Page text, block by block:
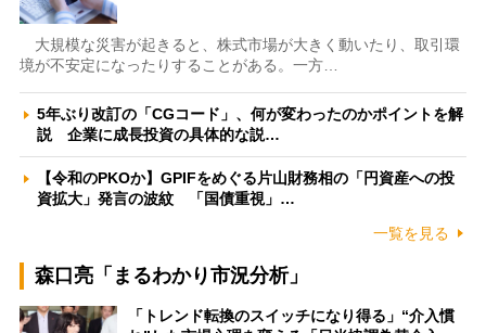
大規模な災害が起きると、株式市場が大きく動いたり、取引環
境が不安定になったりすることがある。一方…
5年ぶり改訂の「CGコード」、何が変わったのかポイントを解
説 企業に成長投資の具体的な説…
【令和のPKOか】GPIFをめぐる片山財務相の「円資産への投
資拡大」発言の波紋 「国債重視」…
一覧を見る
森口亮「まるわかり市況分析」
「トレンド転換のスイッチになり得る」“介入慣